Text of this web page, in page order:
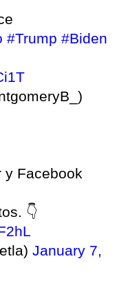
#Trump #Biden
y Facebook
👇
January 7,